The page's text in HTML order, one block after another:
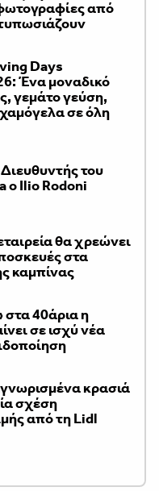
από
Days
Ένα μοναδικό
γεμάτο γεύση,
σε όλη
του
ο Ilio Rodoni
θα χρεώνει
στα
καμπίνας
40άρια η
σε ισχύ νέα
κρασιά
σχέση
από τη Lidl